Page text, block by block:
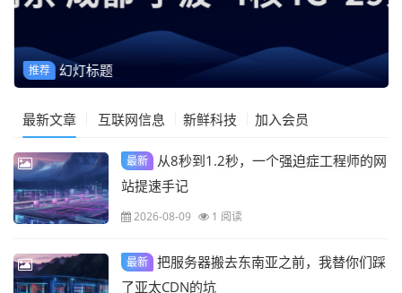
推荐 幻灯标题
最新文章 互联网信息 新鲜科技 加入会员
最新
从8秒到1.2秒，一个强迫症工程师的网
站提速手记
2026-08-09 1 阅读
最新 把服务器搬去东南亚之前，我替你们踩
了亚太CDN的坑